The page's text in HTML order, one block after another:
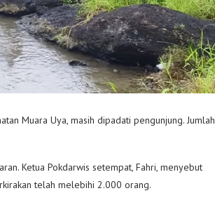
Muara Uya, masih dipadati pengunjung. Jumlah
Ketua Pokdarwis setempat, Fahri, menyebut
telah melebihi 2.000 orang.